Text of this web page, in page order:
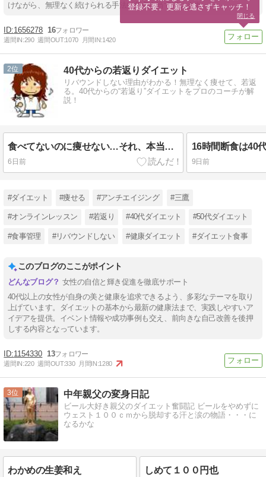
けながら、無理なく続けられる手法に焦点を当てています。
1656278 16
週間IN:290 週間OUT:1070 月間IN:1420
2 40代からの若返りダイエット
リバウンドしない理由がわかる！無理なく痩せて、若返
る。40代からの“若返り”ダイエットをプロのコーチが解
説！
食べてないのに痩せない…それ、本当に停滞期？
6日前 9日前
#ダイエット #痩せる #アンチエイジング #三鷹
#オンラインレッスン #若返り #40代ダイエット #50代ダイエット
#食事管理 #リバウンドしない #健康ダイエット #ダイエット食事
このブログのここがポイント
女性の自信と輝き促進を徹底サポート
40代以上の女性が自身の美と健康を追求できるよう、多彩なテーマを取り
上げています。ダイエットの基本から最新の健康法まで、実践しやすいア
イデアを提供。イベント情報や成功事例も交え、前向きな自己改善を後押
しする内容となっています。
1154330 13
週間IN:220 週間OUT:330 月間IN:1280
3 中年親父の変身日記
ビール大好き親父のダイエット奮闘記 ビールをやめずに
ウェスト１００ｃｍから脱却する汗と涙の物語・・・に
なるかな
わかめの生姜和え しめて１００円也
登録不要。更新を逃さずキャッチ！
閉じる